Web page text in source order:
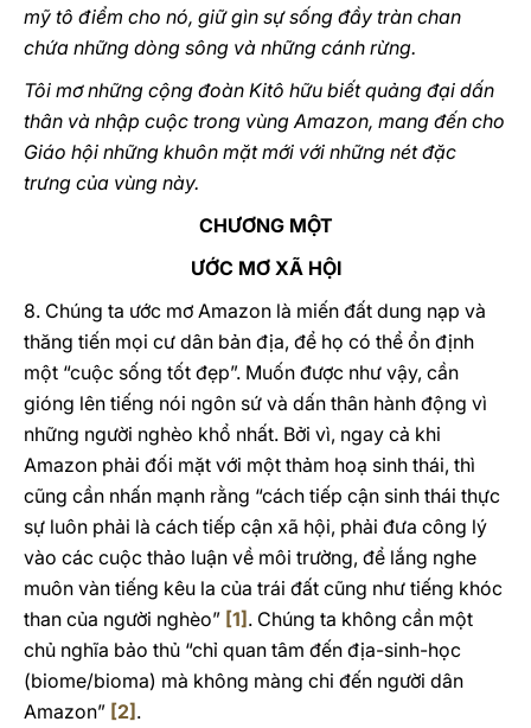
mỹ tô điểm cho nó, giữ gìn sự sống đầy tràn chan
chứa những dòng sông và những cánh rừng.
Tôi mơ những cộng đoàn Kitô hữu biết quảng đại dấn
thân và nhập cuộc trong vùng Amazon, mang đến cho
Giáo hội những khuôn mặt mới với những nét đặc
trưng của vùng này.
CHƯƠNG MỘT
ƯỚC MƠ XÃ HỘI
8. Chúng ta ước mơ Amazon là miến đất dung nạp và
thăng tiến mọi cư dân bản địa, để họ có thể ổn định
một “cuộc sống tốt đẹp”. Muốn được như vậy, cần
gióng lên tiếng nói ngôn sứ và dấn thân hành động vì
những người nghèo khổ nhất. Bởi vì, ngay cả khi
Amazon phải đối mặt với một thảm hoạ sinh thái, thì
cũng cần nhấn mạnh rằng “cách tiếp cận sinh thái thực
sự luôn phải là cách tiếp cận xã hội, phải đưa công lý
vào các cuộc thảo luận về môi trường, để lắng nghe
muôn vàn tiếng kêu la của trái đất cũng như tiếng khóc
than của người nghèo” [1] . Chúng ta không cần một
chủ nghĩa bảo thủ “chỉ quan tâm đến địa-sinh-học
(biome/bioma) mà không màng chi đến người dân
Amazon” [2] .